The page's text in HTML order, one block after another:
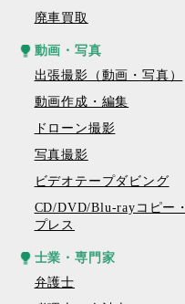
廃車買取
動画・写真
出張撮影（動画・写真）
動画作成・編集
ドローン撮影
写真撮影
ビデオテープダビング
CD/DVD/Blu-rayコピー・
プレス
士業・専門家
弁護士